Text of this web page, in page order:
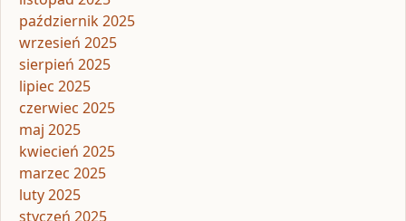
październik 2025
wrzesień 2025
sierpień 2025
lipiec 2025
czerwiec 2025
maj 2025
kwiecień 2025
marzec 2025
luty 2025
styczeń 2025